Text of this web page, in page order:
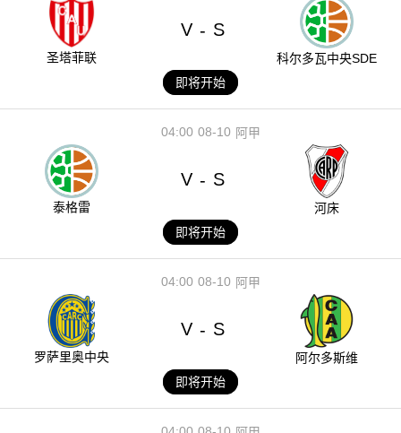
圣塔菲联
V - S
科尔多瓦中央SDE
即将开始
08-10
04:00 阿甲
泰格雷
V - S
河床
即将开始
08-10
04:00 阿甲
罗萨里奥中央
V - S
阿尔多斯维
即将开始